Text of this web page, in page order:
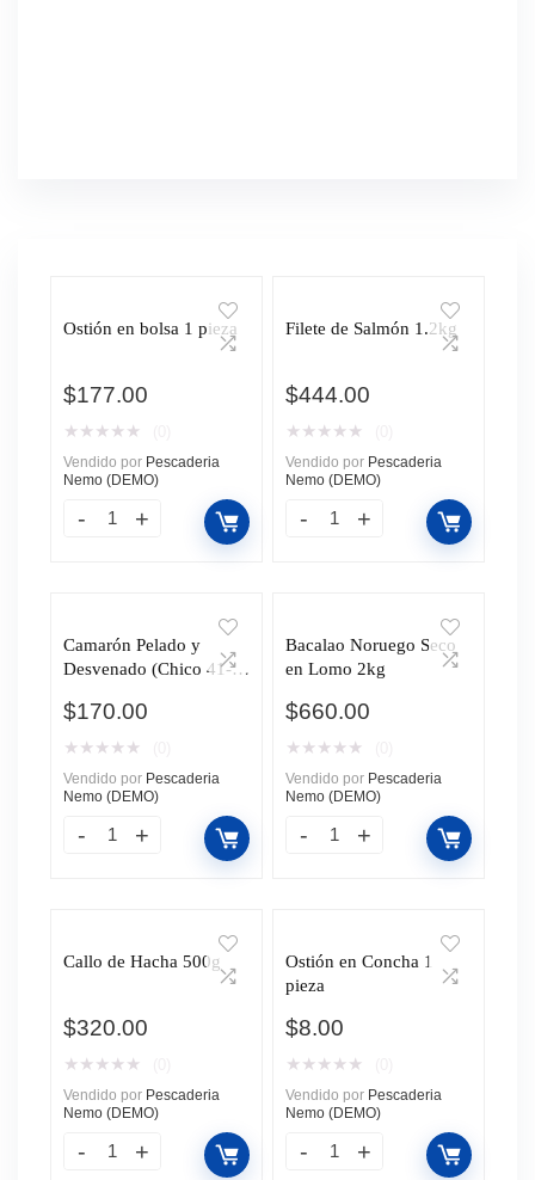
Ostión en bolsa 1 pieza
$177.00
★ ★ ★ ★ ★
Vendido por Pescaderia
Nemo (DEMO)
Filete de Salmón 1.2kg
$444.00
★ ★ ★ ★ ★
Vendido por Pescaderia
Nemo (DEMO)
Camarón Pelado y
Desvenado (Chico 41-
$170.00
★ ★ ★ ★ ★
Vendido por Pescaderia
Nemo (DEMO)
Bacalao Noruego Seco
en Lomo 2kg
$660.00
★ ★ ★ ★ ★
Vendido por Pescaderia
Nemo (DEMO)
Callo de Hacha 500g
$320.00
★ ★ ★ ★ ★
Vendido por Pescaderia
Nemo (DEMO)
Ostión en Concha 1
pieza
$8.00
★ ★ ★ ★ ★
Vendido por Pescaderia
Nemo (DEMO)